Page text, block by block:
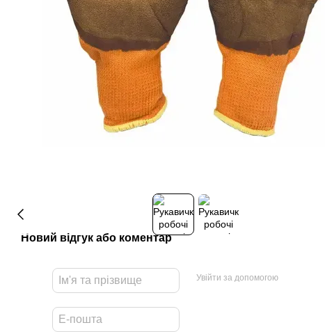
Новий відгук або коментар
Увійти за допомогою